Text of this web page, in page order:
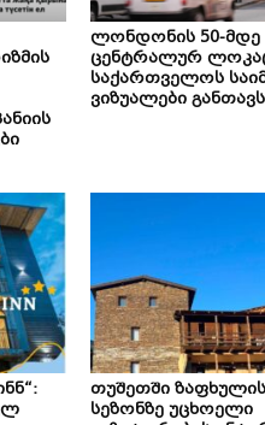
ლონდონის 50-მდე
ცენტრალურ
საქართველოს
ვიზუალები
თუშეთში ზაფხულის
სეზონზე უცხოელი